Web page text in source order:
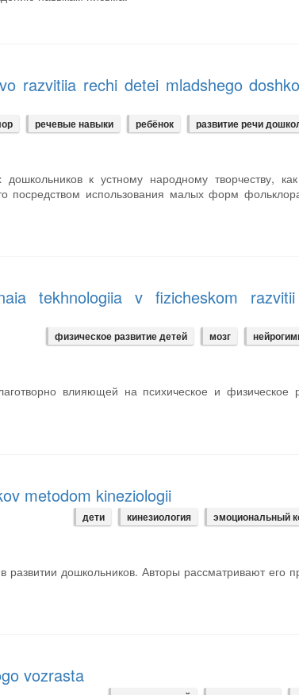
razvitiia rechi detei mladshego
речевые навыки ребёнок развитие речи
к устному народному творчеству,
посредством использования малых форм
tekhnologiia v fizicheskom
физическое развитие детей мозг
влияющей на психическое и физическое
metodom kineziologii
дети кинезиология эмоциональный
дошкольников. Авторы рассматривают его
vozrasta